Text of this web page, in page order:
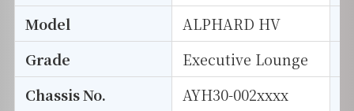
Model
ALPHARD HV
Grade
Executive Lounge
Chassis No.
AYH30-002xxxx